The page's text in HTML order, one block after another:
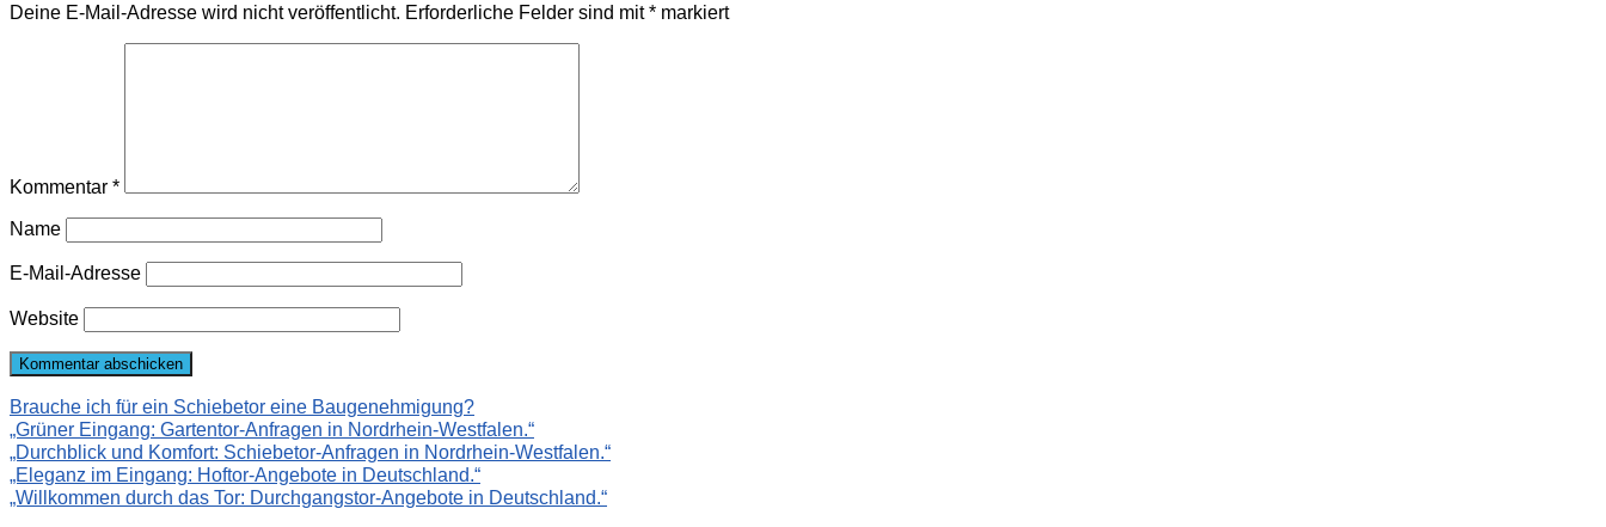
Deine E-Mail-Adresse wird nicht veröffentlicht. Erforderliche Felder sind mit* markiert
Kommentar *
Name
E-Mail-Adresse
Website
Brauche ich für ein Schiebetor eine Baugenehmigung?
„Grüner Eingang: Gartentor-Anfragen in Nordrhein-Westfalen.“
„Durchblick und Komfort: Schiebetor-Anfragen in Nordrhein-Westfalen.“
„Eleganz im Eingang: Hoftor-Angebote in Deutschland.“
„Willkommen durch das Tor: Durchgangstor-Angebote in Deutschland.“